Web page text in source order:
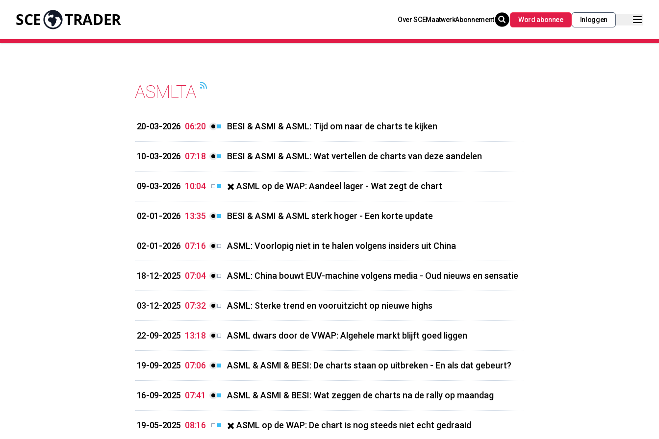
SCE TRADER Over SCEMaatwerkAbonnement Word abonnee Inloggen
ASMLTA
20-03-2026 06:20 BESI & ASMI & ASML: Tijd om naar de charts te kijken
10-03-2026 07:18 BESI & ASMI & ASML: Wat vertellen de charts van deze aandelen
09-03-2026 10:04 ✖️ ASML op de WAP: Aandeel lager - Wat zegt de chart
02-01-2026 13:35 BESI & ASMI & ASML sterk hoger - Een korte update
02-01-2026 07:16 ASML: Voorlopig niet in te halen volgens insiders uit China
18-12-2025 07:04 ASML: China bouwt EUV-machine volgens media - Oud nieuws en sensatie
03-12-2025 07:32 ASML: Sterke trend en vooruitzicht op nieuwe highs
22-09-2025 13:18 ASML dwars door de VWAP: Algehele markt blijft goed liggen
19-09-2025 07:06 ASML & ASMI & BESI: De charts staan op uitbreken - En als dat gebeurt?
16-09-2025 07:41 ASML & ASMI & BESI: Wat zeggen de charts na de rally op maandag
19-05-2025 08:16 ✖️ ASML op de WAP: De chart is nog steeds niet echt gedraaid